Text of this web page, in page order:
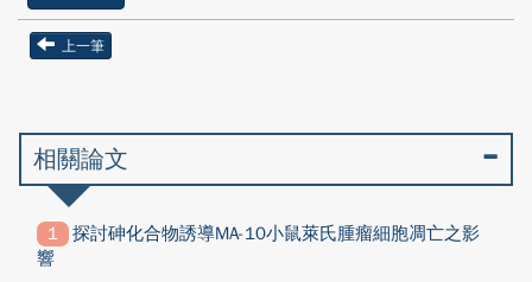
上一筆
相關論文
探討砷化合物誘導MA-10小鼠萊氏腫瘤細胞凋亡之影
響